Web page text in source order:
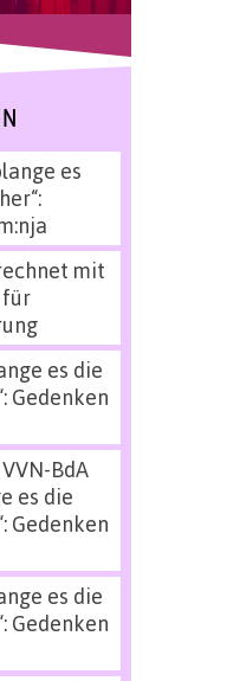
es
mit
für
es die
Gedenken
BdA
es die
Gedenken
es die
Gedenken